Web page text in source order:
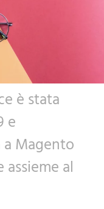
è stata
e
Magento
al